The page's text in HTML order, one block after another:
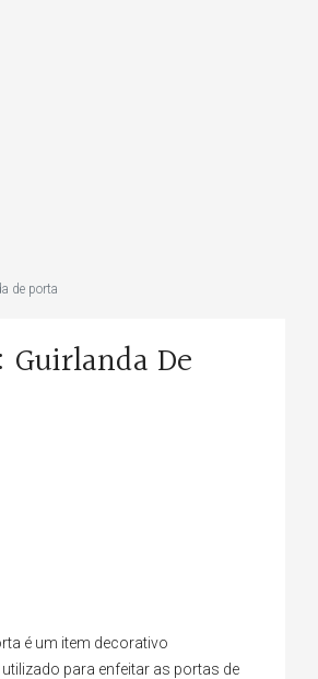
de porta
Guirlanda De
é um item decorativo
para enfeitar as portas de